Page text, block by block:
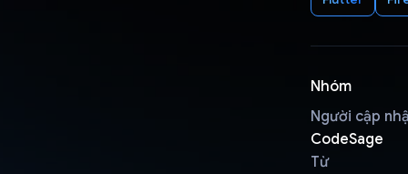
Nhóm
Người cập
CodeSage
Từ